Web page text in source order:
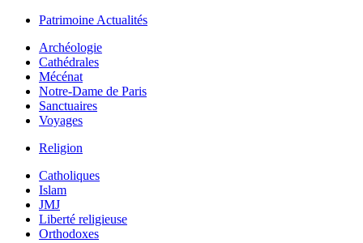
Patrimoine Actualités
Archéologie
Cathédrales
Mécénat
Notre-Dame de Paris
Sanctuaires
Voyages
Religion
Catholiques
Islam
JMJ
Liberté religieuse
Orthodoxes